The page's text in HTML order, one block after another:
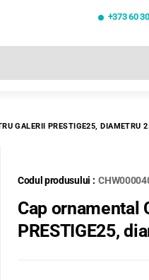
+373 60
GALERII PRESTIGE25, DIAMETRU
Codul produsului :
Cap ornamental
PRESTIGE25,